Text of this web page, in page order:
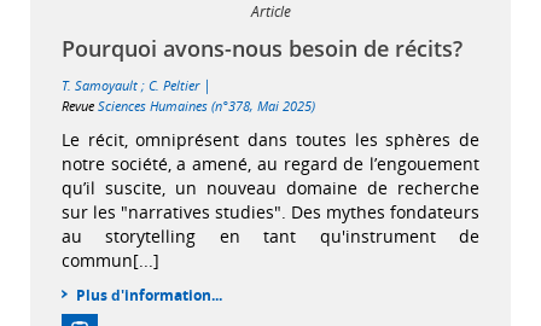
Article
Pourquoi avons-nous besoin de récits?
T. Samoyault ; C. Peltier |
Revue Sciences Humaines (n°378, Mai 2025)
Le récit, omniprésent dans toutes les sphères de
notre société, a amené, au regard de l’engouement
qu’il suscite, un nouveau domaine de recherche
sur les "narratives studies". Des mythes fondateurs
au storytelling en tant qu'instrument de
commun[...]
Plus d'information...